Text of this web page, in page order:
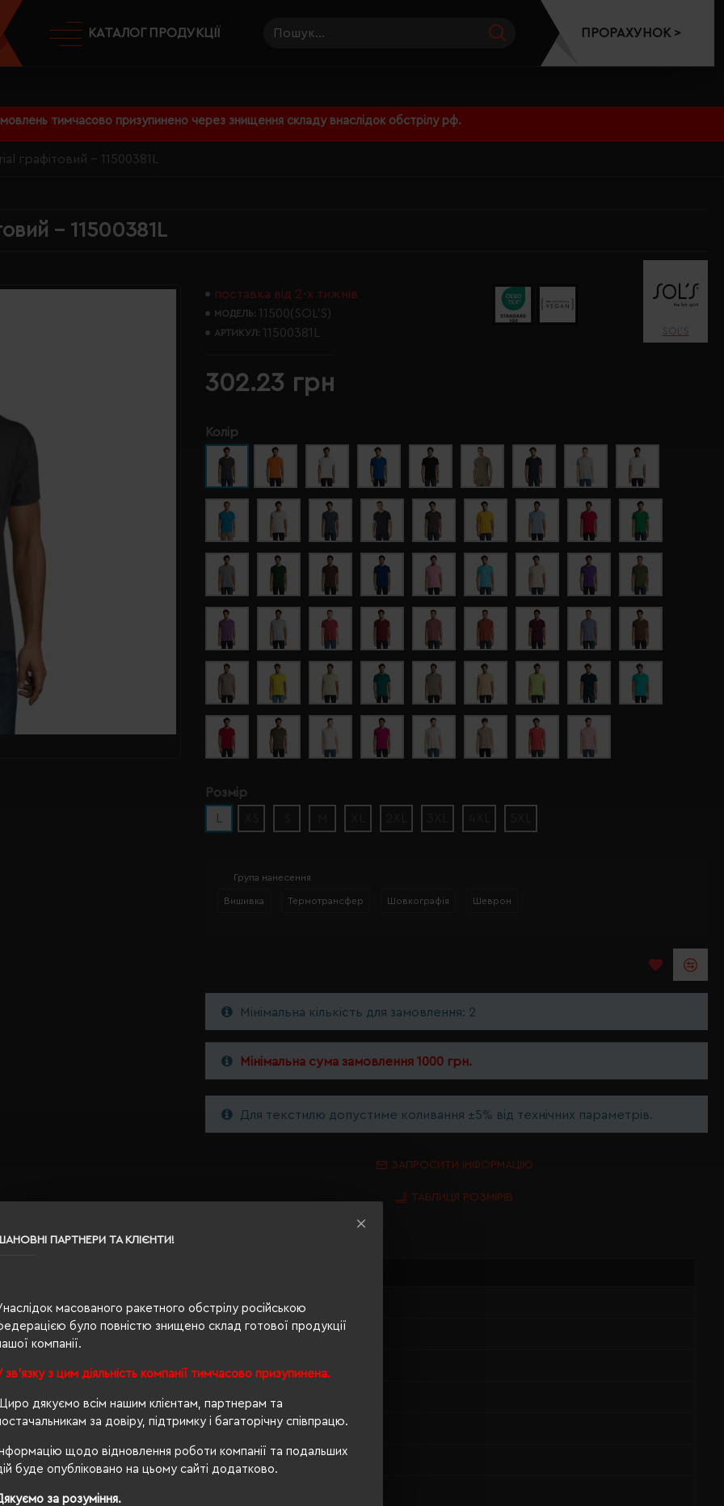
ПАРТНЕРИ ТА КЛІЄНТИ!
масованого ракетного обстрілу російською
було повністю знищено склад готової продукції
компанії.
зв'язку з цим діяльність компанії тимчасово призупинена.
дякуємо всім нашим клієнтам, партнерам та
за довіру, підтримку і багаторічну співпрацю.
щодо відновлення роботи компанії та подальших
буде опубліковано на цьому сайті додатково.
за розуміння.
тимчасово призупинено через знищення складу внаслідок обстрілу рф.
КАТАЛОГ ПРОДУКЦІЇ ПРОРАХУНОК >
графітовий - 11500381L
- 11500381L
поставка від 2-х тижнів
МОДЕЛЬ: 11500(SOL’S)
АРТИКУЛ: 11500381L SOL’S
302.23 грн
Колір
Розмір
Група нанесення
Вишивка Термотрансфер Шовкографія Шеврон
Мінімальна кількість для замовлення: 2
Мінімальна сума замовлення 1000 грн.
Для текстилю допустиме коливання ±5% від технічних параметрів.
ЗАПРОСИТИ ІНФОРМАЦІЮ
ТАБЛИЦЯ РОЗМІРІВ
графітовий
100% бавовна
унісекс
74/56